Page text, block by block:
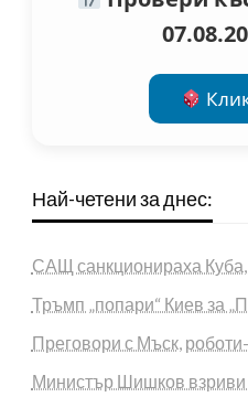
Най-четени за днес:
САЩ санкционираха
Тръмп „попари“ Киев за
Преговори с Мъск,
Министър Шишков взриви